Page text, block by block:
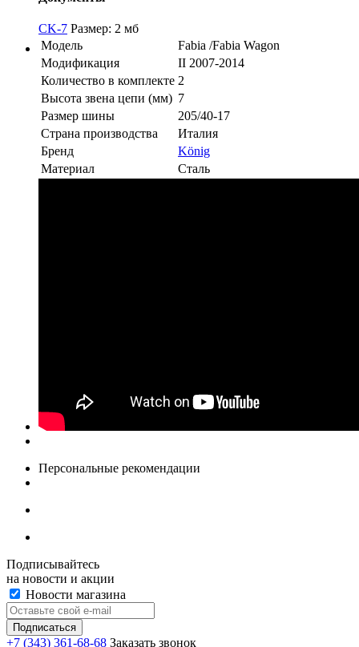
CK-7 Размер: 2 мб
Модель
Fabia /Fabia Wagon
Модификация
II 2007-2014
Количество в комплекте 2
Высота звена цепи (мм) 7
Размер шины
205/40-17
Страна производства
Италия
Бренд
König
Материал
Сталь
Персональные рекомендации
Подписывайтесь
на новости и акции
Новости магазина
+7 (343) 361-68-68 Заказать звонок